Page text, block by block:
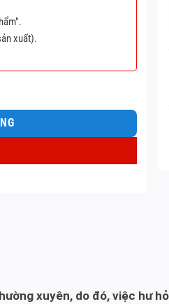
xuất).
xuyên, do đó, việc hư